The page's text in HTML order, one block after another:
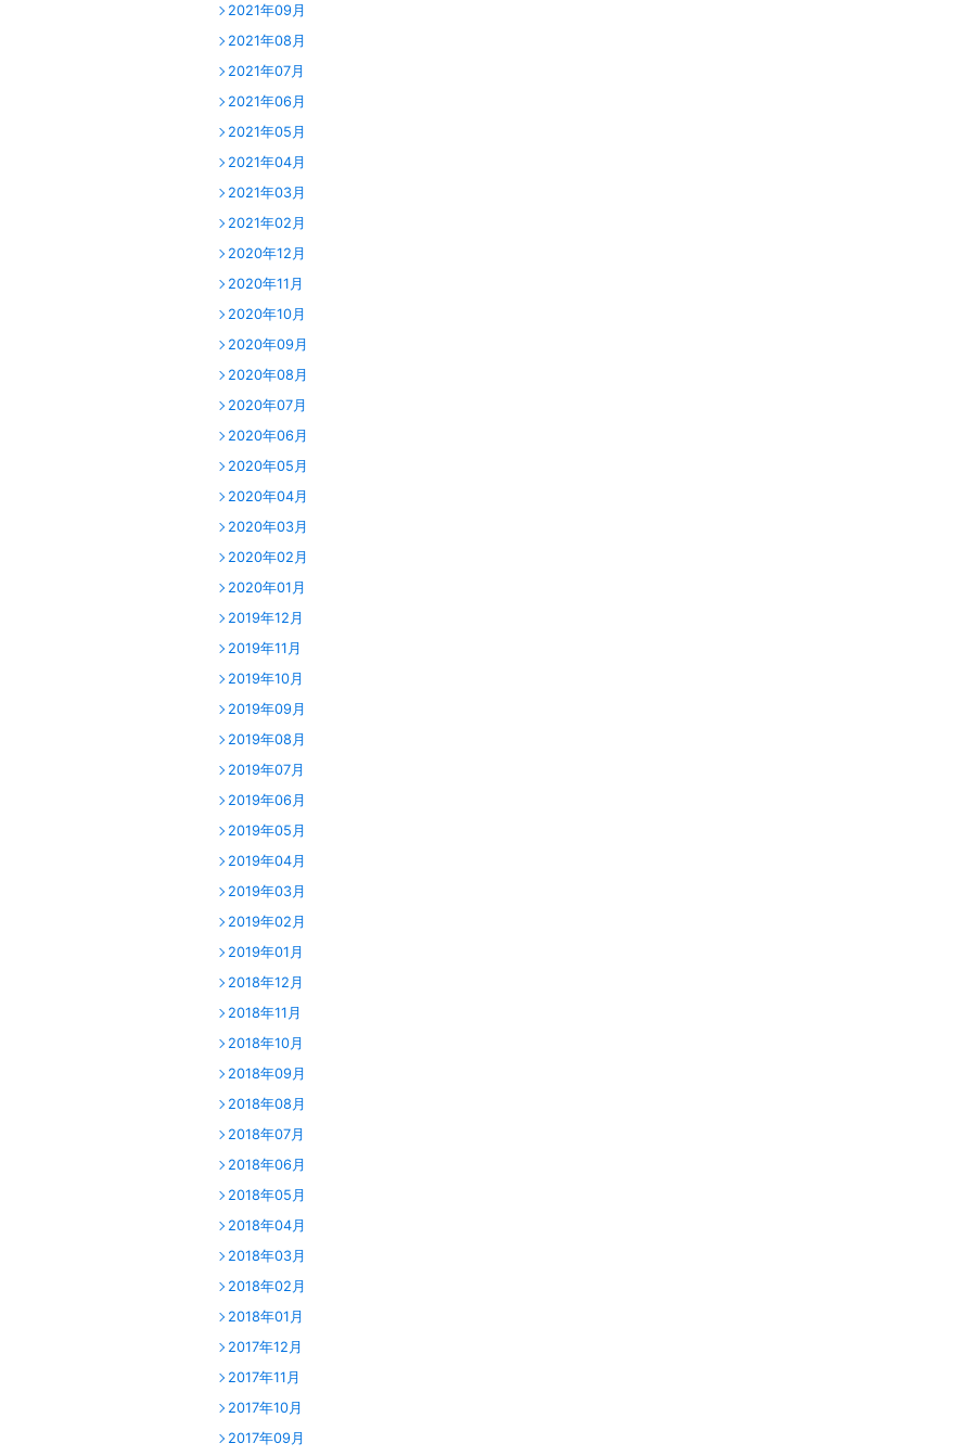
2021年09月
2021年08月
2021年07月
2021年06月
2021年05月
2021年04月
2021年03月
2021年02月
2020年12月
2020年11月
2020年10月
2020年09月
2020年08月
2020年07月
2020年06月
2020年05月
2020年04月
2020年03月
2020年02月
2020年01月
2019年12月
2019年11月
2019年10月
2019年09月
2019年08月
2019年07月
2019年06月
2019年05月
2019年04月
2019年03月
2019年02月
2019年01月
2018年12月
2018年11月
2018年10月
2018年09月
2018年08月
2018年07月
2018年06月
2018年05月
2018年04月
2018年03月
2018年02月
2018年01月
2017年12月
2017年11月
2017年10月
2017年09月